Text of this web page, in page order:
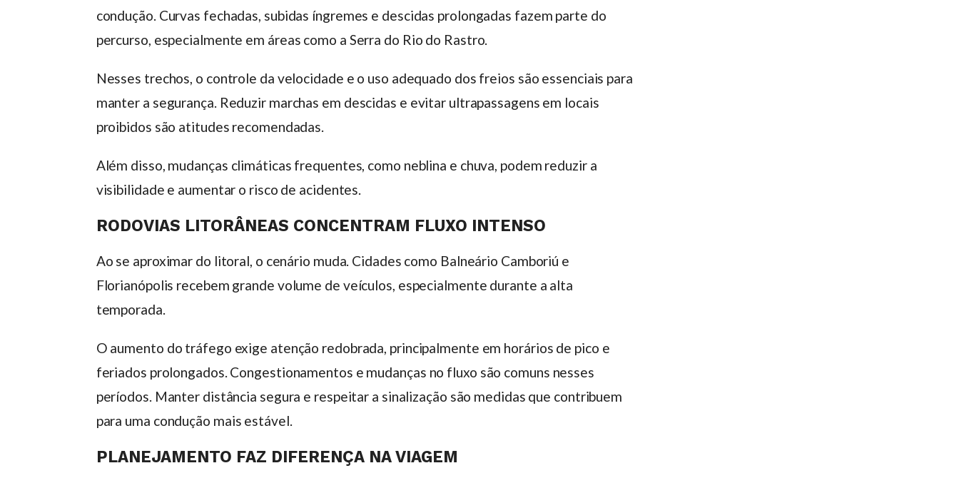
condução. Curvas fechadas, subidas íngremes e descidas prolongadas fazem parte do
percurso, especialmente em áreas como a Serra do Rio do Rastro.
Nesses trechos, o controle da velocidade e o uso adequado dos freios são essenciais para
manter a segurança. Reduzir marchas em descidas e evitar ultrapassagens em locais
proibidos são atitudes recomendadas.
Além disso, mudanças climáticas frequentes, como neblina e chuva, podem reduzir a
visibilidade e aumentar o risco de acidentes.
RODOVIAS LITORÂNEAS CONCENTRAM FLUXO INTENSO
Ao se aproximar do litoral, o cenário muda. Cidades como Balneário Camboriú e
Florianópolis recebem grande volume de veículos, especialmente durante a alta
temporada.
O aumento do tráfego exige atenção redobrada, principalmente em horários de pico e
feriados prolongados. Congestionamentos e mudanças no fluxo são comuns nesses
períodos. Manter distância segura e respeitar a sinalização são medidas que contribuem
para uma condução mais estável.
PLANEJAMENTO FAZ DIFERENÇA NA VIAGEM